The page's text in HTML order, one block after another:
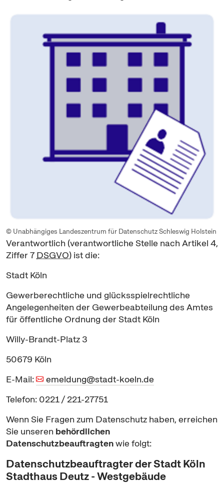
© Unabhängiges Landeszentrum für Datenschutz Schleswig Holstein
Verantwortlich (verantwortliche Stelle nach Artikel 4,
Ziffer 7 DSGVO) ist die:
Stadt Köln
Gewerberechtliche und glücksspielrechtliche
Angelegenheiten der Gewerbeabteilung des Amtes
für öffentliche Ordnung der Stadt Köln
Willy-Brandt-Platz 3
50679 Köln
E-Mail:
emeldung@stadt-koeln.de
Telefon: 0221 / 221-27751
Wenn Sie Fragen zum Datenschutz haben, erreichen
Sie unseren behördlichen
Datenschutzbeauftragtenwie folgt:
Datenschutzbeauftragter der Stadt Köln
Stadthaus Deutz - Westgebäude